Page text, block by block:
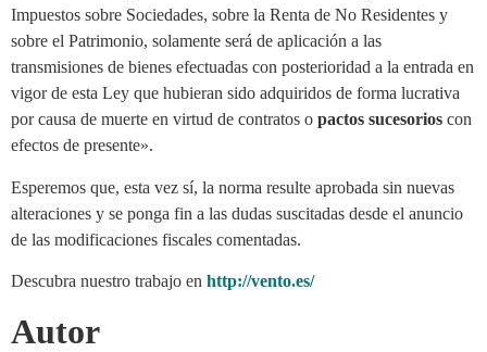
Impuestos sobre Sociedades, sobre la Renta de No Residentes y
sobre el Patrimonio, solamente será de aplicación a las
transmisiones de bienes efectuadas con posterioridad a la entrada en
vigor de esta Ley que hubieran sido adquiridos de forma lucrativa
por causa de muerte en virtud de contratos o pactos sucesorios con
efectos de presente».
Esperemos que, esta vez sí, la norma resulte aprobada sin nuevas
alteraciones y se ponga fin a las dudas suscitadas desde el anuncio
de las modificaciones fiscales comentadas.
Descubra nuestro trabajo en http://vento.es/
Autor